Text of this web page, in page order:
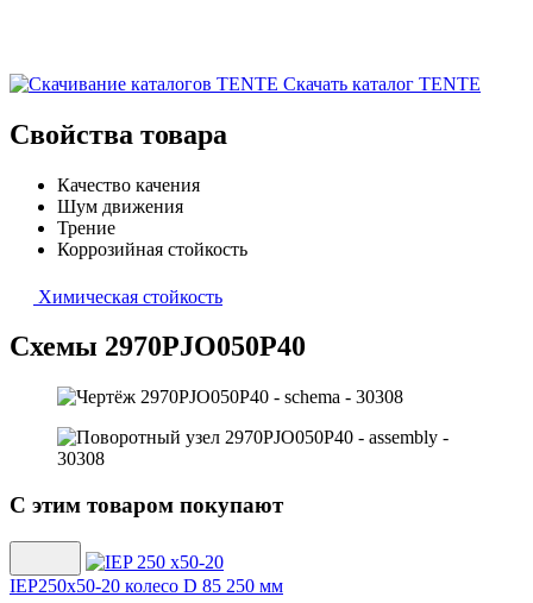
Скачать каталог TENTE
Свойства товара
Качество качения
Шум движения
Трение
Коррозийная стойкость
Химическая стойкость
Схемы 2970PJO050P40
С этим товаром покупают
IEP250x50-20 колесо D 85 250 мм